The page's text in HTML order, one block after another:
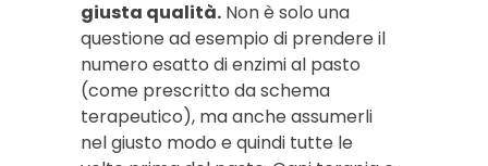
giusta qualità. Non è solo una
questione ad esempio di prendere il
numero esatto di enzimi al pasto
(come prescritto da schema
terapeutico), ma anche assumerli
nel giusto modo e quindi tutte le